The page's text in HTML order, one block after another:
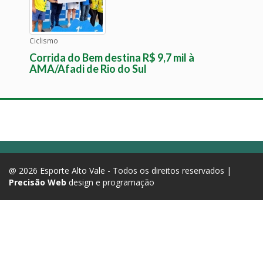
Ciclismo
Corrida do Bem destina R$ 9,7 mil à
AMA/Afadi de Rio do Sul
@ 2026 Esporte Alto Vale - Todos os direitos reservados |
Precisão Web design e programação